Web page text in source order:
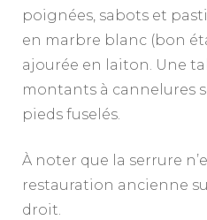
poignées, sabots et
en marbre blanc (bon
ajourée en laiton. Une
montants à cannelures
pieds fuselés.
À noter que la serrure
restauration ancienne
droit.